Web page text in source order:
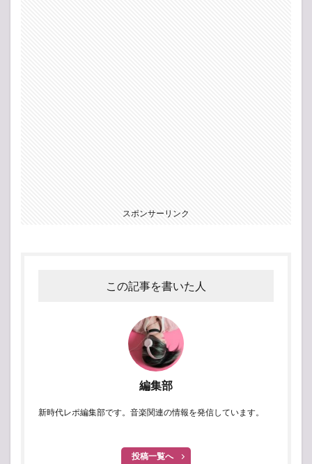
スポンサーリンク
この記事を書いた人
編集部
新時代レポ編集部です。音楽関連の情報を発信しています。
投稿一覧へ